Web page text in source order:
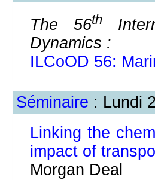
The 56th
Dynamics :
ILCoOD 56:
Séminaire : Lundi
Linking the
impact of
Morgan Deal